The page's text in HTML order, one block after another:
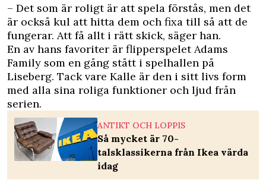
– Det som är roligt är att spela förstås, men det
är också kul att hitta dem och fixa till så att de
fungerar. Att få allt i rätt skick, säger han.
En av hans favoriter är flipperspelet Adams
Family som en gång stått i spelhallen på
Liseberg. Tack vare Kalle är den i sitt livs form
med alla sina roliga funktioner och ljud från
serien.
ANTIKT OCH LOPPIS
Så mycket är 70-
talsklassikerna från Ikea värda
idag